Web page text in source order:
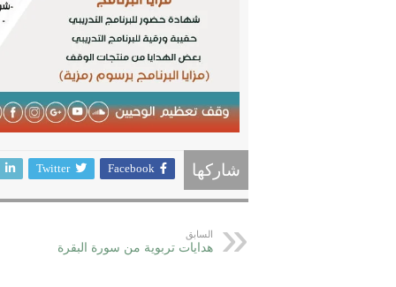
شاركها Facebook
Twitter
السابق
هدايات تربوية من سورة البقرة